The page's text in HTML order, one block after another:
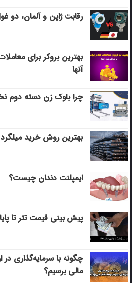
رقابت ژاپن و آلمان، دو
بهترین بروکر برای
آنها
چرا بلوک زن دسته دوم
بهترین روش خرید میلگرد
ایمپلنت دندان چیست؟
پیش بینی قیمت تتر تا پایان
چگونه با سرمایه‌گذاری در
مالی برسیم؟